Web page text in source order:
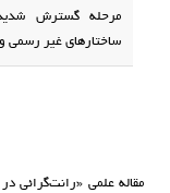
مرحله گسترش شدید
ساختارهای غیر رسمی
مقاله علمی «رانت‌گرائی